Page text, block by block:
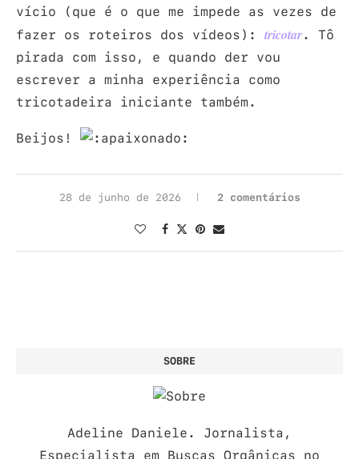
vício (que é o que me impede as vezes de
fazer os roteiros dos vídeos): tricotar. Tô
pirada com isso, e quando der vou
escrever a minha experiência como
tricotadeira iniciante também.
Beijos!
28 de junho de 2026 2 comentários
SOBRE
Adeline Daniele. Jornalista,